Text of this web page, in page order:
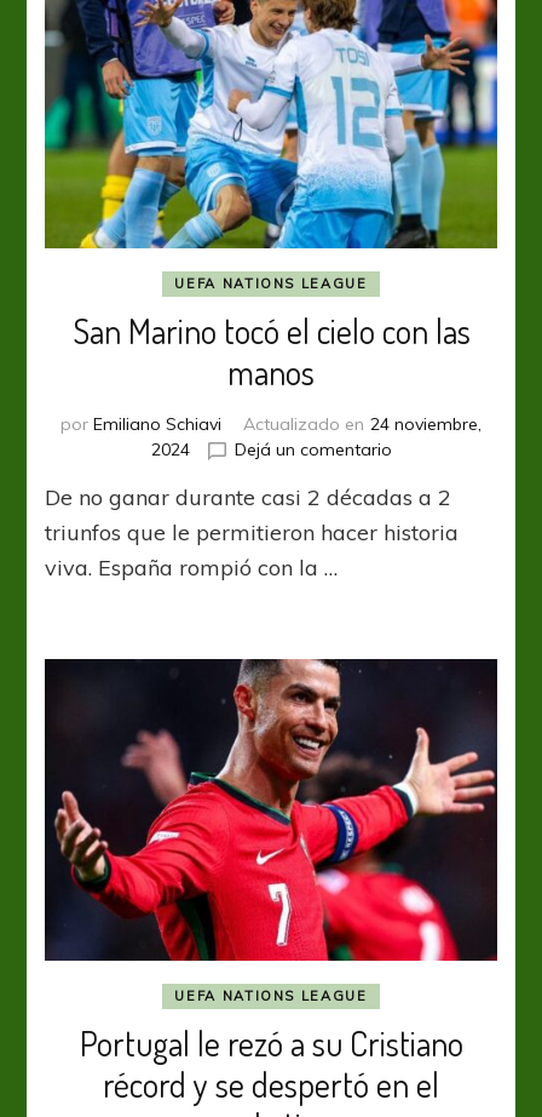
UEFA NATIONS LEAGUE
San Marino tocó el cielo con las
manos
por Emiliano Schiavi Actualizado en 24 noviembre,
2024
Dejá un comentarioen
Marino
tocó
De no ganar durante casi 2 décadas a 2
triunfos que le permitieron hacer historia
viva. España rompió con la …
UEFA NATIONS LEAGUE
Portugal le rezó a su Cristiano
récord y se despertó en el